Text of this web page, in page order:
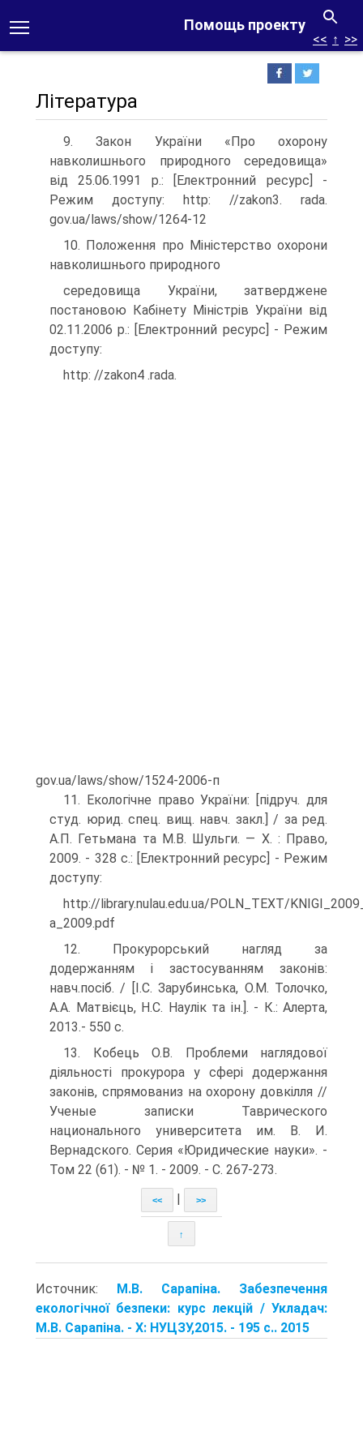
Помощь проекту
<< ↑ >>
Література
9. Закон України «Про охорону
навколишнього природного середовища»
від 25.06.1991 р.: [Електронний ресурс] -
Режим доступу: http: //zakon3. rada.
gov.ua/laws/show/1264-12
10. Положення про Міністерство охорони
навколишнього природного
середовища України, затверджене
постановою Кабінету Міністрів України від
02.11.2006 р.: [Електронний ресурс] - Режим
доступу:
http: //zakon4 .rada.
gov.ua/laws/show/1524-2006-п
11. Екологічне право України: [підруч. для
студ. юрид. спец. вищ. навч. закл.] / за ред.
А.П. Гетьмана та М.В. Шульги. — Х. : Право,
2009. - 328 с.: [Електронний ресурс] - Режим
доступу:
http://library.nulau.edu.ua/POLN_TEXT/
a_2009.pdf
12. Прокурорський нагляд за
додержанням і застосуванням законів:
навч.посіб. / [І.С. Зарубинська, О.М. Толочко,
А.А. Матвієць, Н.С. Наулік та ін.]. - К.: Алерта,
2013.- 550 с.
13. Кобець О.В. Проблеми наглядової
діяльності прокурора у сфері додержання
законів, спрямованиз на охорону довкілля //
Ученые записки Таврического
национального университета им. В. И.
Вернадского. Серия «Юридические науки». -
Том 22 (61). - № 1. - 2009. - С. 267-273.
<< >>
↑
Источник: М.В. Сарапіна. Забезпечення
екологічної безпеки: курс лекцій / Укладач:
М.В. Сарапіна. - Х: НУЦЗУ,2015. - 195 с.. 2015